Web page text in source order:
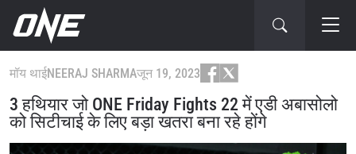
मॉय थाईNEERAJ SHARMAजून 19, 2023
3 हथियार जो ONE Friday Fights 22 में एडी अबासोलो
को सिटीचाई के लिए बड़ा खतरा बना रहे होंगे